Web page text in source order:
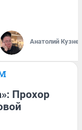
Анатолий
Прохор